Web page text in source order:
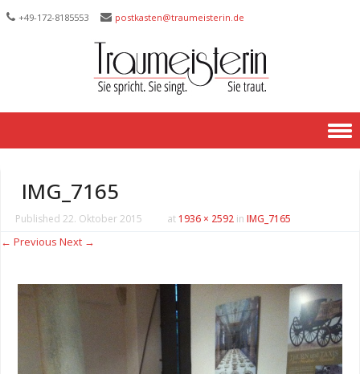
+49-172-­8185553 postkasten@traumeisterin.de
IMG_7165
Published 22. Oktober 2015 at1936 × 2592 in IMG_7165
← Previous Next →